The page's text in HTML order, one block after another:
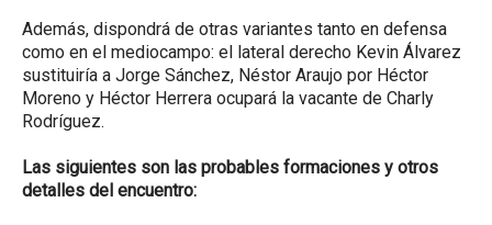
Además, dispondrá de otras variantes tanto en defensa
como en el mediocampo: el lateral derecho Kevin Álvarez
sustituiría a Jorge Sánchez, Néstor Araujo por Héctor
Moreno y Héctor Herrera ocupará la vacante de Charly
Rodríguez.
Las siguientes son las probables formaciones y otros
detalles del encuentro: